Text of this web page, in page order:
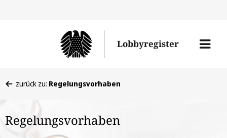
Lobbyregister
Menü
befinden
hier:
zurück zu: Regelungsvorhaben
Regelungsvorhaben